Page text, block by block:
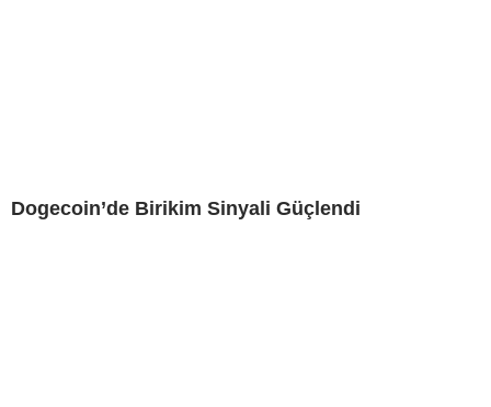
Dogecoin’de Birikim Sinyali Güçlendi